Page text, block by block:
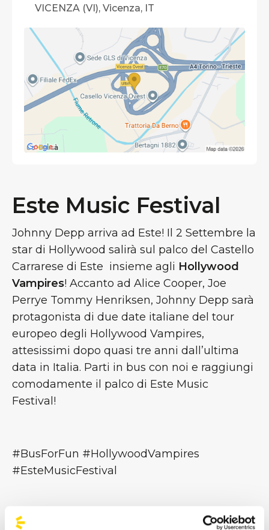
Este Music Festival
Johnny Depp arriva ad Este! Il 2 Settembre la
star di Hollywood salirà sul palco del Castello
Carrarese di Este insieme agli Hollywood
Vampires! Accanto ad Alice Cooper, Joe
Perrye Tommy Henriksen, Johnny Depp sarà
protagonista di due date italiane del tour
europeo degli Hollywood Vampires,
attesissimi dopo quasi tre anni dall’ultima
data in Italia. Parti in bus con noi e raggiungi
comodamente il palco di Este Music
Festival!
#BusForFun #HollywoodVampires
#EsteMusicFestival
VICENZA (VI), Vicenza, IT